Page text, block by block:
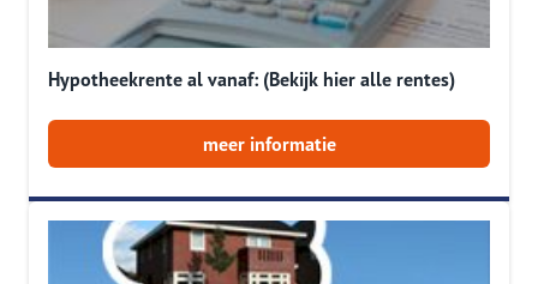
Hypotheekrente al vanaf: (Bekijk hier alle rentes)
meer informatie